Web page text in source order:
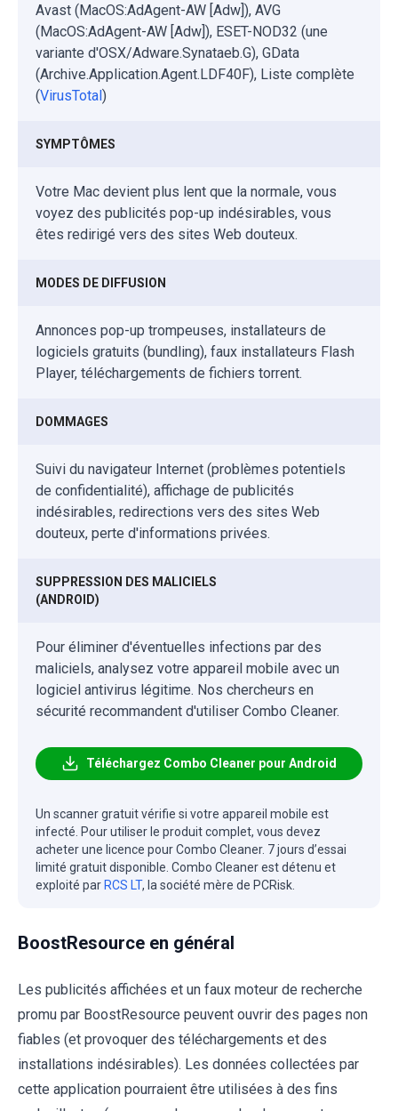
Avast (MacOS:AdAgent-AW [Adw]), AVG
(MacOS:AdAgent-AW [Adw]), ESET-NOD32 (une
variante d'OSX/Adware.Synataeb.G), GData
(Archive.Application.Agent.LDF40F), Liste complète
(VirusTotal)
SYMPTÔMES
Votre Mac devient plus lent que la normale, vous
voyez des publicités pop-up indésirables, vous
êtes redirigé vers des sites Web douteux.
MODES DE DIFFUSION
Annonces pop-up trompeuses, installateurs de
logiciels gratuits (bundling), faux installateurs Flash
Player, téléchargements de fichiers torrent.
DOMMAGES
Suivi du navigateur Internet (problèmes potentiels
de confidentialité), affichage de publicités
indésirables, redirections vers des sites Web
douteux, perte d'informations privées.
SUPPRESSION DES MALICIELS
(ANDROID)
Pour éliminer d'éventuelles infections par des
maliciels, analysez votre appareil mobile avec un
logiciel antivirus légitime. Nos chercheurs en
sécurité recommandent d'utiliser Combo Cleaner.
Téléchargez Combo Cleaner pour Android
Un scanner gratuit vérifie si votre appareil mobile est
infecté. Pour utiliser le produit complet, vous devez
acheter une licence pour Combo Cleaner. 7 jours d’essai
limité gratuit disponible. Combo Cleaner est détenu et
exploité par RCS LT, la société mère de PCRisk.
BoostResource en général
Les publicités affichées et un faux moteur de recherche
promu par BoostResource peuvent ouvrir des pages non
fiables (et provoquer des téléchargements et des
installations indésirables). Les données collectées par
cette application pourraient être utilisées à des fins